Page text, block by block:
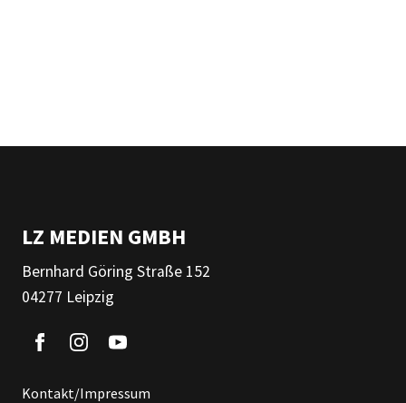
LZ MEDIEN GMBH
Bernhard Göring Straße 152
04277 Leipzig
Kontakt/Impressum